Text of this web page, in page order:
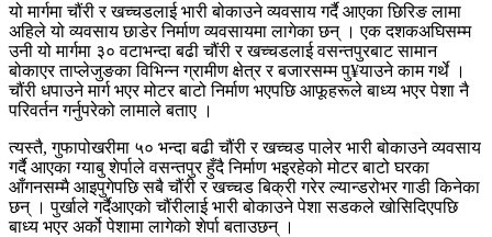
यो मार्गमा चौंरी र खच्चडलाई भारी बोकाउने व्यवसाय गर्दै आएका छिरिङ लामा
अहिले यो व्यवसाय छाडेर निर्माण व्यवसायमा लागेका छन् । एक दशकअघिसम्म
उनी यो मार्गमा ३० वटाभन्दा बढी चौंरी र खच्चडलाई वसन्तपुरबाट सामान
बोकाएर ताप्लेजुङका विभिन्न ग्रामीण क्षेत्र र बजारसम्म पु¥याउने काम गर्थे ।
चौंरी धपाउने मार्ग भएर मोटर बाटो निर्माण भएपछि आफूहरूले बाध्य भएर पेशा नै
परिवर्तन गर्नुपरेको लामाले बताए ।
त्यस्तै, गुफापोखरीमा ५० भन्दा बढी चौंरी र खच्चड पालेर भारी बोकाउने व्यवसाय
गर्दै आएका ग्याबु शेर्पाले वसन्तपुर हुँदै निर्माण भइरहेको मोटर बाटो घरका
आँगनसम्मै आइपुगेपछि सबै चौंरी र खच्चड बिक्री गरेर ल्यान्डरोभर गाडी किनेका
छन् । पुर्खाले गर्दैआएको चौंरीलाई भारी बोकाउने पेशा सडकले खोसिदिएपछि
बाध्य भएर अर्को पेशामा लागेको शेर्पा बताउछन् ।